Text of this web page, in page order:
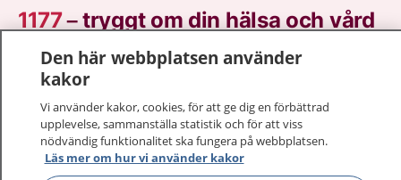
1177–tryggt om din hälsa och vård
På 1177.se får du råd om hälsa och information om
sjukdomar och vilka mottagningar du kan kontakta.
Logga in för att läsa din journal och göra dina
vårdärenden. Ring telefonnummer 1177 för
sjukvårdsrådgivning dygnet runt.
1177 ger dig råd när du vill må bättre.
Den här webbplatsen använder
kakor
Vi använder kakor, cookies, för att ge dig en förbättrad
upplevelse, sammanställa statistik och för att viss
nödvändig funktionalitet ska fungera på webbplatsen.
Läs mer om hur vi använder kakor